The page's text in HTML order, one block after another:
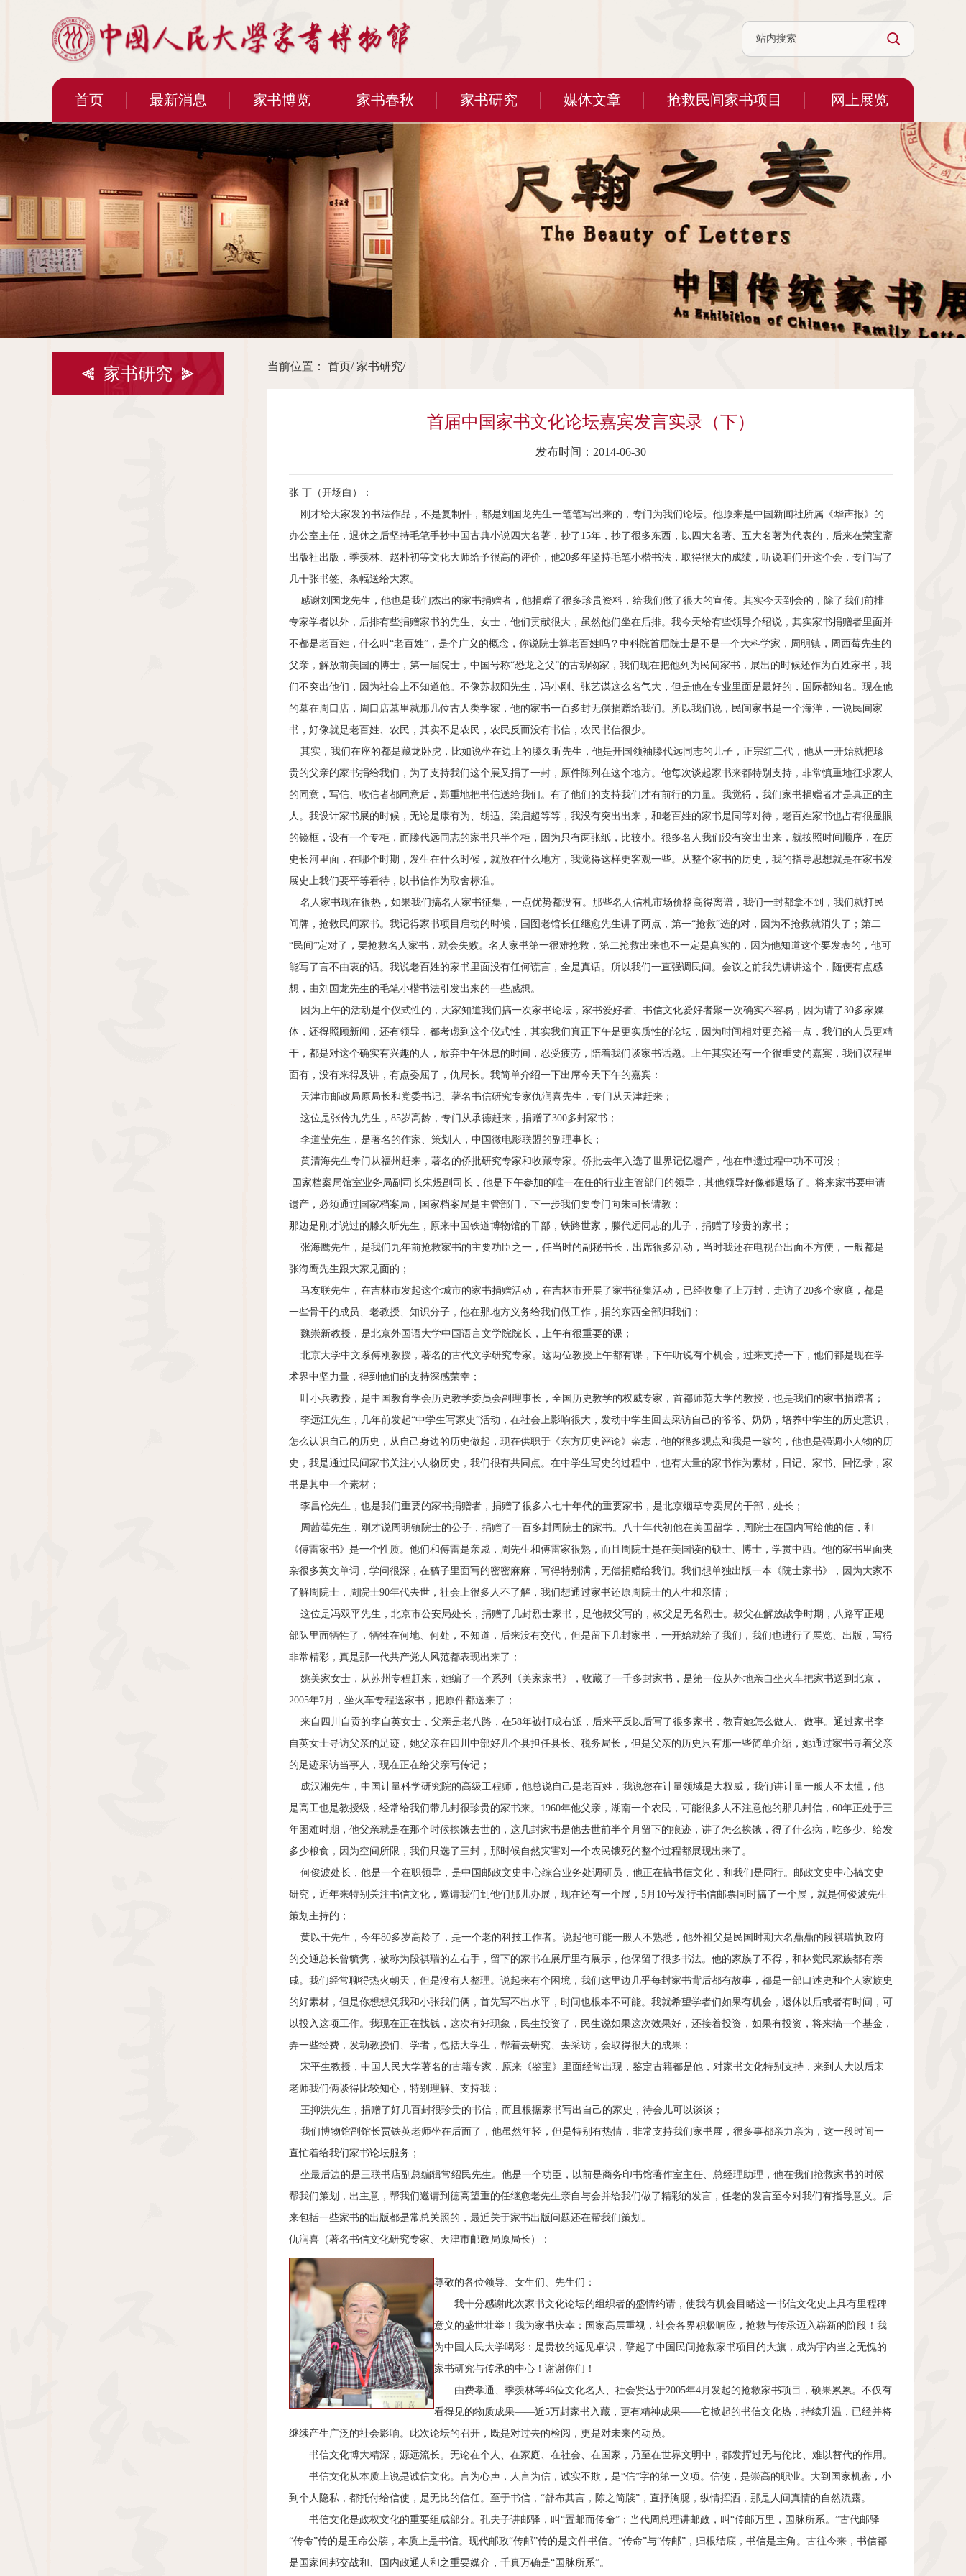
首页 最新消息 家书博览 家书春秋 家书研究 媒体文章 抢救民间家书项目 网上展览
家书研究 当前位置： 首页/ 家书研究/
首届中国家书文化论坛嘉宾发言实录（下）
发布时间：2014-06-30
张 丁（开场白）：
刚才给大家发的书法作品，不是复制件，都是刘国龙先生一笔笔写出来的，专门为我们论坛。他原来是中国新闻社所属《华声报》的
办公室主任，退休之后坚持毛笔手抄中国古典小说四大名著，抄了15年，抄了很多东西，以四大名著、五大名著为代表的，后来在荣宝斋
出版社出版，季羡林、赵朴初等文化大师给予很高的评价，他20多年坚持毛笔小楷书法，取得很大的成绩，听说咱们开这个会，专门写了
几十张书签、条幅送给大家。
感谢刘国龙先生，他也是我们杰出的家书捐赠者，他捐赠了很多珍贵资料，给我们做了很大的宣传。其实今天到会的，除了我们前排
专家学者以外，后排有些捐赠家书的先生、女士，他们贡献很大，虽然他们坐在后排。我今天给有些领导介绍说，其实家书捐赠者里面并
不都是老百姓，什么叫“老百姓”，是个广义的概念，你说院士算老百姓吗？中科院首届院士是不是一个大科学家，周明镇，周西莓先生的
父亲，解放前美国的博士，第一届院士，中国号称“恐龙之父”的古动物家，我们现在把他列为民间家书，展出的时候还作为百姓家书，我
们不突出他们，因为社会上不知道他。不像苏叔阳先生，冯小刚、张艺谋这么名气大，但是他在专业里面是最好的，国际都知名。现在他
的墓在周口店，周口店墓里就那几位古人类学家，他的家书一百多封无偿捐赠给我们。所以我们说，民间家书是一个海洋，一说民间家
书，好像就是老百姓、农民，其实不是农民，农民反而没有书信，农民书信很少。
其实，我们在座的都是藏龙卧虎，比如说坐在边上的滕久昕先生，他是开国领袖滕代远同志的儿子，正宗红二代，他从一开始就把珍
贵的父亲的家书捐给我们，为了支持我们这个展又捐了一封，原件陈列在这个地方。他每次谈起家书来都特别支持，非常慎重地征求家人
的同意，写信、收信者都同意后，郑重地把书信送给我们。有了他们的支持我们才有前行的力量。我觉得，我们家书捐赠者才是真正的主
人。我设计家书展的时候，无论是康有为、胡适、梁启超等等，我没有突出出来，和老百姓的家书是同等对待，老百姓家书也占有很显眼
的镜框，设有一个专柜，而滕代远同志的家书只半个柜，因为只有两张纸，比较小。很多名人我们没有突出出来，就按照时间顺序，在历
史长河里面，在哪个时期，发生在什么时候，就放在什么地方，我觉得这样更客观一些。从整个家书的历史，我的指导思想就是在家书发
展史上我们要平等看待，以书信作为取舍标准。
名人家书现在很热，如果我们搞名人家书征集，一点优势都没有。那些名人信札市场价格高得离谱，我们一封都拿不到，我们就打民
间牌，抢救民间家书。我记得家书项目启动的时候，国图老馆长任继愈先生讲了两点，第一“抢救”选的对，因为不抢救就消失了；第二
“民间”定对了，要抢救名人家书，就会失败。名人家书第一很难抢救，第二抢救出来也不一定是真实的，因为他知道这个要发表的，他可
能写了言不由衷的话。我说老百姓的家书里面没有任何谎言，全是真话。所以我们一直强调民间。会议之前我先讲讲这个，随便有点感
想，由刘国龙先生的毛笔小楷书法引发出来的一些感想。
因为上午的活动是个仪式性的，大家知道我们搞一次家书论坛，家书爱好者、书信文化爱好者聚一次确实不容易，因为请了30多家媒
体，还得照顾新闻，还有领导，都考虑到这个仪式性，其实我们真正下午是更实质性的论坛，因为时间相对更充裕一点，我们的人员更精
干，都是对这个确实有兴趣的人，放弃中午休息的时间，忍受疲劳，陪着我们谈家书话题。上午其实还有一个很重要的嘉宾，我们议程里
面有，没有来得及讲，有点委屈了，仇局长。我简单介绍一下出席今天下午的嘉宾：
天津市邮政局原局长和党委书记、著名书信研究专家仇润喜先生，专门从天津赶来；
这位是张伶九先生，85岁高龄，专门从承德赶来，捐赠了300多封家书；
李道莹先生，是著名的作家、策划人，中国微电影联盟的副理事长；
黄清海先生专门从福州赶来，著名的侨批研究专家和收藏专家。侨批去年入选了世界记忆遗产，他在申遗过程中功不可没；
国家档案局馆室业务局副司长朱煜副司长，他是下午参加的唯一在任的行业主管部门的领导，其他领导好像都退场了。将来家书要申请
遗产，必须通过国家档案局，国家档案局是主管部门，下一步我们要专门向朱司长请教；
那边是刚才说过的滕久昕先生，原来中国铁道博物馆的干部，铁路世家，滕代远同志的儿子，捐赠了珍贵的家书；
张海鹰先生，是我们九年前抢救家书的主要功臣之一，任当时的副秘书长，出席很多活动，当时我还在电视台出面不方便，一般都是
张海鹰先生跟大家见面的；
马友联先生，在吉林市发起这个城市的家书捐赠活动，在吉林市开展了家书征集活动，已经收集了上万封，走访了20多个家庭，都是
一些骨干的成员、老教授、知识分子，他在那地方义务给我们做工作，捐的东西全部归我们；
魏崇新教授，是北京外国语大学中国语言文学院院长，上午有很重要的课；
北京大学中文系傅刚教授，著名的古代文学研究专家。这两位教授上午都有课，下午听说有个机会，过来支持一下，他们都是现在学
术界中坚力量，得到他们的支持深感荣幸；
叶小兵教授，是中国教育学会历史教学委员会副理事长，全国历史教学的权威专家，首都师范大学的教授，也是我们的家书捐赠者；
李远江先生，几年前发起“中学生写家史”活动，在社会上影响很大，发动中学生回去采访自己的爷爷、奶奶，培养中学生的历史意识，
怎么认识自己的历史，从自己身边的历史做起，现在供职于《东方历史评论》杂志，他的很多观点和我是一致的，他也是强调小人物的历
史，我是通过民间家书关注小人物历史，我们很有共同点。在中学生写史的过程中，也有大量的家书作为素材，日记、家书、回忆录，家
书是其中一个素材；
李昌伦先生，也是我们重要的家书捐赠者，捐赠了很多六七十年代的重要家书，是北京烟草专卖局的干部，处长；
周茜莓先生，刚才说周明镇院士的公子，捐赠了一百多封周院士的家书。八十年代初他在美国留学，周院士在国内写给他的信，和
《傅雷家书》是一个性质。他们和傅雷是亲戚，周先生和傅雷家很熟，而且周院士是在美国读的硕士、博士，学贯中西。他的家书里面夹
杂很多英文单词，学问很深，在稿子里面写的密密麻麻，写得特别满，无偿捐赠给我们。我们想单独出版一本《院士家书》，因为大家不
了解周院士，周院士90年代去世，社会上很多人不了解，我们想通过家书还原周院士的人生和亲情；
这位是冯双平先生，北京市公安局处长，捐赠了几封烈士家书，是他叔父写的，叔父是无名烈士。叔父在解放战争时期，八路军正规
部队里面牺牲了，牺牲在何地、何处，不知道，后来没有交代，但是留下几封家书，一开始就给了我们，我们也进行了展览、出版，写得
非常精彩，真是那一代共产党人风范都表现出来了；
姚美家女士，从苏州专程赶来，她编了一个系列《美家家书》，收藏了一千多封家书，是第一位从外地亲自坐火车把家书送到北京，
2005年7月，坐火车专程送家书，把原件都送来了；
来自四川自贡的李自英女士，父亲是老八路，在58年被打成右派，后来平反以后写了很多家书，教育她怎么做人、做事。通过家书李
自英女士寻访父亲的足迹，她父亲在四川中部好几个县担任县长、税务局长，但是父亲的历史只有那一些简单介绍，她通过家书寻着父亲
的足迹采访当事人，现在正在给父亲写传记；
成汉湘先生，中国计量科学研究院的高级工程师，他总说自己是老百姓，我说您在计量领域是大权威，我们讲计量一般人不太懂，他
是高工也是教授级，经常给我们带几封很珍贵的家书来。1960年他父亲，湖南一个农民，可能很多人不注意他的那几封信，60年正处于三
年困难时期，他父亲就是在那个时候挨饿去世的，这几封家书是他去世前半个月留下的痕迹，讲了怎么挨饿，得了什么病，吃多少、给发
多少粮食，因为空间所限，我们只选了三封，那时候自然灾害对一个农民饿死的整个过程都展现出来了。
何俊波处长，他是一个在职领导，是中国邮政文史中心综合业务处调研员，他正在搞书信文化，和我们是同行。邮政文史中心搞文史
研究，近年来特别关注书信文化，邀请我们到他们那儿办展，现在还有一个展，5月10号发行书信邮票同时搞了一个展，就是何俊波先生
策划主持的；
黄以干先生，今年80多岁高龄了，是一个老的科技工作者。说起他可能一般人不熟悉，他外祖父是民国时期大名鼎鼎的段祺瑞执政府
的交通总长曾毓隽，被称为段祺瑞的左右手，留下的家书在展厅里有展示，他保留了很多书法。他的家族了不得，和林觉民家族都有亲
戚。我们经常聊得热火朝天，但是没有人整理。说起来有个困境，我们这里边几乎每封家书背后都有故事，都是一部口述史和个人家族史
的好素材，但是你想想凭我和小张我们俩，首先写不出水平，时间也根本不可能。我就希望学者们如果有机会，退休以后或者有时间，可
以投入这项工作。我现在正在找钱，这次有好现象，民生投资了，民生说如果这次效果好，还接着投资，如果有投资，将来搞一个基金，
弄一些经费，发动教授们、学者，包括大学生，帮着去研究、去采访，会取得很大的成果；
宋平生教授，中国人民大学著名的古籍专家，原来《鉴宝》里面经常出现，鉴定古籍都是他，对家书文化特别支持，来到人大以后宋
老师我们俩谈得比较知心，特别理解、支持我；
王抑洪先生，捐赠了好几百封很珍贵的书信，而且根据家书写出自己的家史，待会儿可以谈谈；
我们博物馆副馆长贾铁英老师坐在后面了，他虽然年轻，但是特别有热情，非常支持我们家书展，很多事都亲力亲为，这一段时间一
直忙着给我们家书论坛服务；
坐最后边的是三联书店副总编辑常绍民先生。他是一个功臣，以前是商务印书馆著作室主任、总经理助理，他在我们抢救家书的时候
帮我们策划，出主意，帮我们邀请到德高望重的任继愈老先生亲自与会并给我们做了精彩的发言，任老的发言至今对我们有指导意义。后
来包括一些家书的出版都是常总关照的，最近关于家书出版问题还在帮我们策划。
仇润喜（著名书信文化研究专家、天津市邮政局原局长）：
尊敬的各位领导、女生们、先生们：
我十分感谢此次家书文化论坛的组织者的盛情约请，使我有机会目睹这一书信文化史上具有里程碑
意义的盛世壮举！我为家书庆幸：国家高层重视，社会各界积极响应，抢救与传承迈入崭新的阶段！我
为中国人民大学喝彩：是贵校的远见卓识，擎起了中国民间抢救家书项目的大旗，成为宇内当之无愧的
家书研究与传承的中心！谢谢你们！
由费孝通、季羡林等46位文化名人、社会贤达于2005年4月发起的抢救家书项目，硕果累累。不仅有
看得见的物质成果——近5万封家书入藏，更有精神成果——它掀起的书信文化热，持续升温，已经并将
继续产生广泛的社会影响。此次论坛的召开，既是对过去的检阅，更是对未来的动员。
书信文化博大精深，源远流长。无论在个人、在家庭、在社会、在国家，乃至在世界文明中，都发挥过无与伦比、难以替代的作用。
书信文化从本质上说是诚信文化。言为心声，人言为信，诚实不欺，是“信”字的第一义项。信使，是崇高的职业。大到国家机密，小
到个人隐私，都托付给信使，是无比的信任。至于书信，“舒布其言，陈之简牍”，直抒胸臆，纵情挥洒，那是人间真情的自然流露。
书信文化是政权文化的重要组成部分。孔夫子讲邮驿，叫“置邮而传命”；当代周总理讲邮政，叫“传邮万里，国脉所系。”古代邮驿
“传命”传的是王命公牍，本质上是书信。现代邮政“传邮”传的是文件书信。“传命”与“传邮”，归根结底，书信是主角。古往今来，书信都
是国家间邦交战和、国内政通人和之重要媒介，千真万确是“国脉所系”。